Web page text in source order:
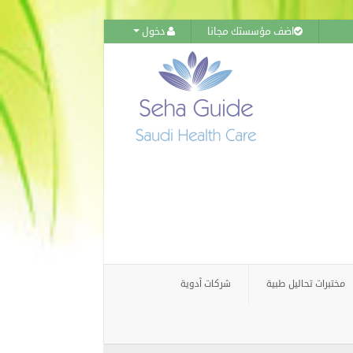
دخول اضف مؤسستك مجانا
مختبرات تحاليل طبية شركات أدوية